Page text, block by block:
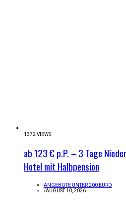
1372 VIEWS
ab 123 € p.P. – 3 Tage
Hotel mit Halbpension
ANGEBOTE UNTER 200 EURO
/AUGUST 10, 2026